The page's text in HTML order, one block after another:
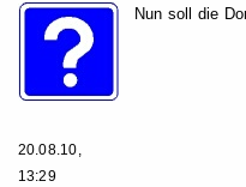
20.08.10,
13:29
Nun soll die